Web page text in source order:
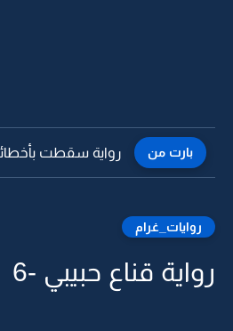
بارت من
روايات_غرام
رواية قناع حبيبي -6